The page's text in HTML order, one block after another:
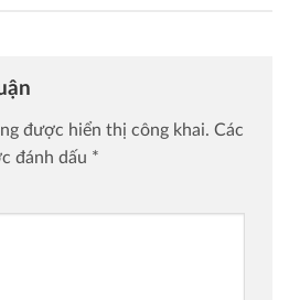
được hiển thị công khai. Các
đánh dấu *